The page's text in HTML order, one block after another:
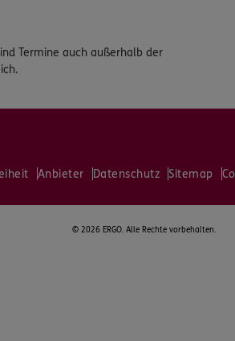
Termine auch außerhalb der
Anbieter Datenschutz Sitemap
© 2026 ERGO. Alle Rechte vorbehalten.